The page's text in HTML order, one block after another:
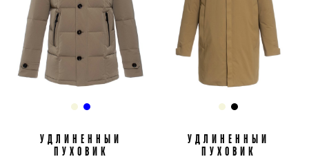
УДЛИНЕННЫЙ
ПУХОВИК
УДЛИНЕННЫЙ
ПУХОВИК